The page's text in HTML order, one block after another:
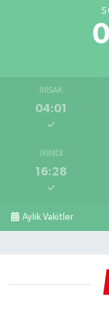
İMSAK
04:01
İKINDI
16:28
Aylık Vakitler